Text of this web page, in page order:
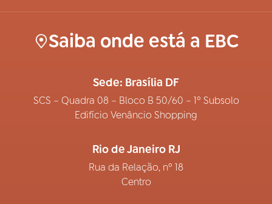
Saiba onde está a EBC
Sede: Brasília DF
SCS – Quadra 08 – Bloco B 50/60 – 1º Subsolo
Edifício Venâncio Shopping
Rio de Janeiro RJ
Rua da Relação, nº 18
Centro